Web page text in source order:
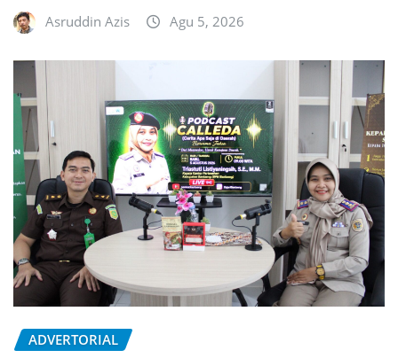
Asruddin Azis Agu 5, 2026
ADVERTORIAL